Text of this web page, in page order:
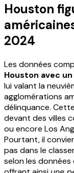
Houston
2024
Les données
Houston avec
lui valant la
agglomérations
délinquance.
devant des villes
ou encore Los
Pourtant, il
pas dans le
selon les